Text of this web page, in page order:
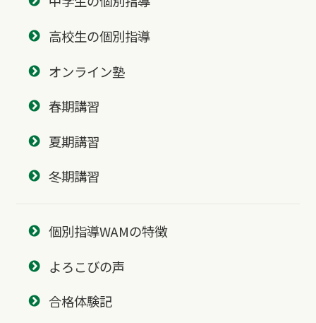
高校生の個別指導
オンライン塾
春期講習
夏期講習
冬期講習
個別指導WAMの特徴
よろこびの声
合格体験記